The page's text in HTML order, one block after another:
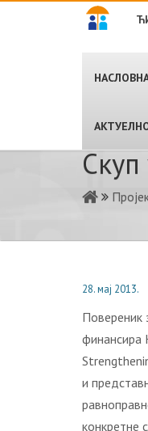
28. мај 2013.
Повереник
финансира
и
конкретне